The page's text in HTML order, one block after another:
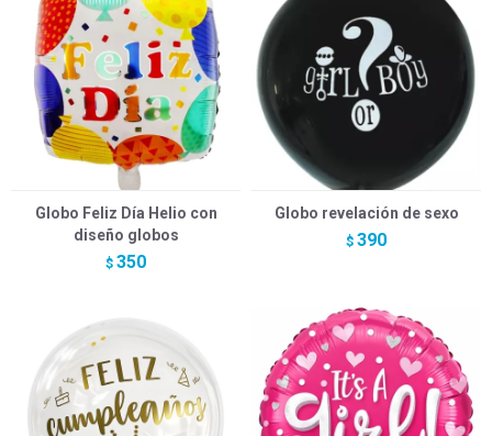
Globo Feliz Día Helio con
diseño globos
$ 350
Globo revelación de sexo
$ 390